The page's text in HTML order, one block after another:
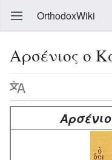
OrthodoxWiki
Αρσένιος ο